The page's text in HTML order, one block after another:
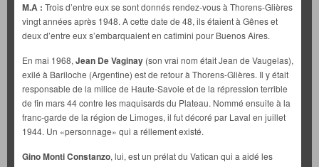
M.A : Trois d’entre eux se sont donnés rendez-vous à Thorens-Glières
vingt années après 1948. A cette date de 48, ils étaient à Gênes et
deux d’entre eux s’embarquaient en catimini pour Buenos Aires.
En mai 1968, Jean De Vaginay (son vrai nom était Jean de Vaugelas),
exilé à Bariloche (Argentine) est de retour à Thorens-Glières. Il y était
responsable de la milice de Haute-Savoie et de la répression terrible
de fin mars 44 contre les maquisards du Plateau. Nommé ensuite à la
franc-garde de la région de Limoges, il fut décoré par Laval en juillet
1944. Un «personnage» qui a réllement existé.
Gino Monti Constanzo, lui, est un prélat du Vatican qui a aidé les